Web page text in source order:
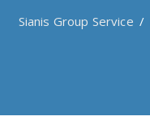
Sianis Group Service /